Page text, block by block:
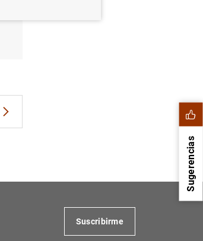
Sugerencias
Suscribirme